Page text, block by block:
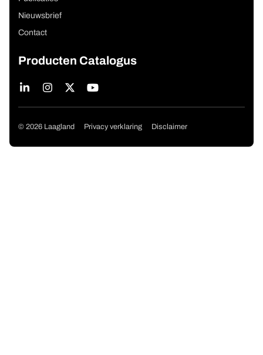
Nieuwsbrief
Contact
Producten Catalogus
© 2026 Laagland Privacy verklaring Disclaimer